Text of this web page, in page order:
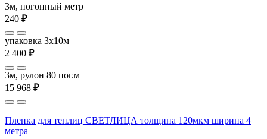
3м, погонный метр
240 ₽
упаковка 3x10м
2 400 ₽
3м, рулон 80 пог.м
15 968 ₽
Пленка для теплиц СВЕТЛИЦА толщина 120мкм ширина 4
метра